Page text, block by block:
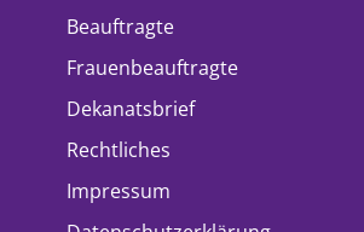
Beauftragte
Frauenbeauftragte
Dekanatsbrief
Rechtliches
Impressum